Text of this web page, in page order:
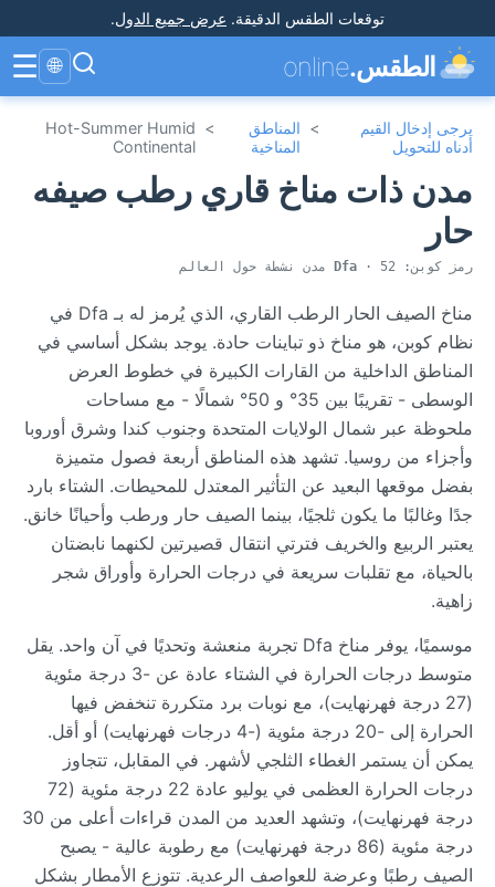
توقعات الطقس الدقيقة. عرض جميع الدول.
الطقس.online
🌐
☰
يرجى إدخال القيم
أدناه للتحويل
> المناطق
المناخية
>
Hot-Summer Humid
Continental
مدن ذات مناخ قاري رطب صيفه
حار
رمز كوبن: Dfa · 52 مدن نشطة حول العالم
مناخ الصيف الحار الرطب القاري، الذي يُرمز له بـ Dfa في
نظام كوبن، هو مناخ ذو تباينات حادة. يوجد بشكل أساسي في
المناطق الداخلية من القارات الكبيرة في خطوط العرض
الوسطى - تقريبًا بين 35° و 50° شمالًا - مع مساحات
ملحوظة عبر شمال الولايات المتحدة وجنوب كندا وشرق أوروبا
وأجزاء من روسيا. تشهد هذه المناطق أربعة فصول متميزة
بفضل موقعها البعيد عن التأثير المعتدل للمحيطات. الشتاء بارد
جدًا وغالبًا ما يكون ثلجيًا، بينما الصيف حار ورطب وأحيانًا خانق.
يعتبر الربيع والخريف فترتي انتقال قصيرتين لكنهما نابضتان
بالحياة، مع تقلبات سريعة في درجات الحرارة وأوراق شجر
زاهية.
موسميًا، يوفر مناخ Dfa تجربة منعشة وتحديًا في آن واحد. يقل
متوسط درجات الحرارة في الشتاء عادة عن -3 درجة مئوية
(27 درجة فهرنهايت)، مع نوبات برد متكررة تنخفض فيها
الحرارة إلى -20 درجة مئوية (-4 درجات فهرنهايت) أو أقل.
يمكن أن يستمر الغطاء الثلجي لأشهر. في المقابل، تتجاوز
درجات الحرارة العظمى في يوليو عادة 22 درجة مئوية (72
درجة فهرنهايت)، وتشهد العديد من المدن قراءات أعلى من 30
درجة مئوية (86 درجة فهرنهايت) مع رطوبة عالية - يصبح
الصيف رطبًا وعرضة للعواصف الرعدية. تتوزع الأمطار بشكل